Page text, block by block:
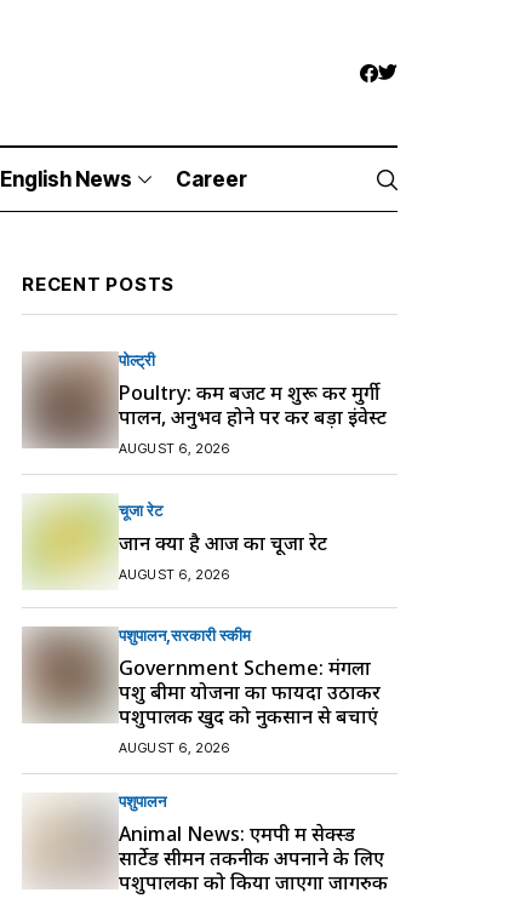
English News Career
RECENT POSTS
पोल्ट्री
Poultry: कम बजट में शुरू करें मुर्गी
पालन, अनुभव होने पर करें बड़ा इंवेस्ट
AUGUST 6, 2026
चूजा रेट
जानें क्या है आज का चूजा रेट
AUGUST 6, 2026
पशुपालन सरकारी स्की‍म
Government Scheme: मंगला
पशु बीमा योजना का फायदा उठाकर
पशुपालक खुद को नुकसान से बचाएं
AUGUST 6, 2026
पशुपालन
Animal News: एमपी में सेक्स्ड
सार्टेड सीमन तकनीक अपनाने के लिए
पशुपालकों को किया जाएगा जागरुक